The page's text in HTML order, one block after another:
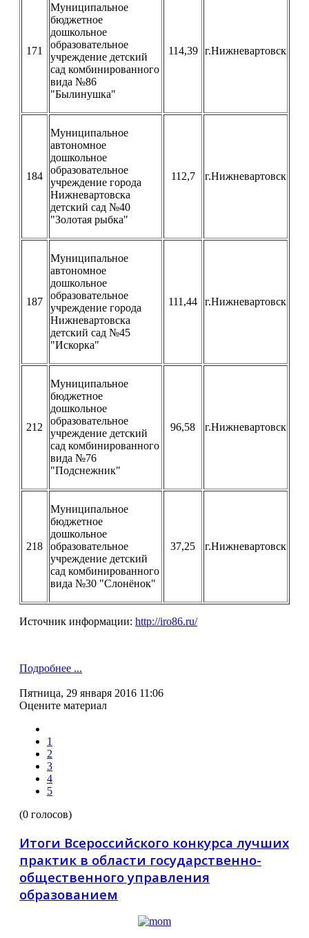
171
Муниципальное
бюджетное
дошкольное
образовательное
учреждение детский
сад комбинированного
вида №86
"Былинушка"
114,39 г.Нижневартовск
184
Муниципальное
автономное
дошкольное
образовательное
учреждение города
Нижневартовска
детский сад №40
"Золотая рыбка"
112,7 г.Нижневартовск
187
Муниципальное
автономное
дошкольное
образовательное
учреждение города
Нижневартовска
детский сад №45
"Искорка"
111,44 г.Нижневартовск
212
Муниципальное
бюджетное
дошкольное
образовательное
учреждение детский
сад комбинированного
вида №76
"Подснежник"
96,58 г.Нижневартовск
218
Муниципальное
бюджетное
дошкольное
образовательное
учреждение детский
сад комбинированного
вида №30 "Слонёнок"
37,25 г.Нижневартовск
Источник информации: http://iro86.ru/
Подробнее ...
Пятница, 29 января 2016 11:06
Оцените материал
1
2
3
4
5
(0 голосов)
Итоги Всероссийского конкурса лучших
практик в области государственно-
общественного управления
образованием